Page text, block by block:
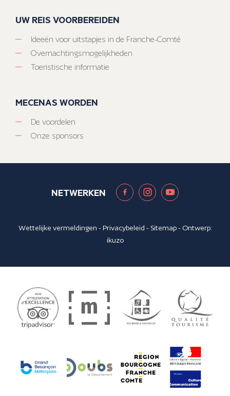
UW REIS VOORBEREIDEN
Ideeën voor uitstapjes in de Franche-Comté
Overnachtingsmogelijkheden
Toeristische informatie
MECENAS WORDEN
De voordelen
Onze sponsors
NETWERKEN
Wettelijke vermeldingen -Privacybeleid - Sitemap- Ontwerp:
ikuzo